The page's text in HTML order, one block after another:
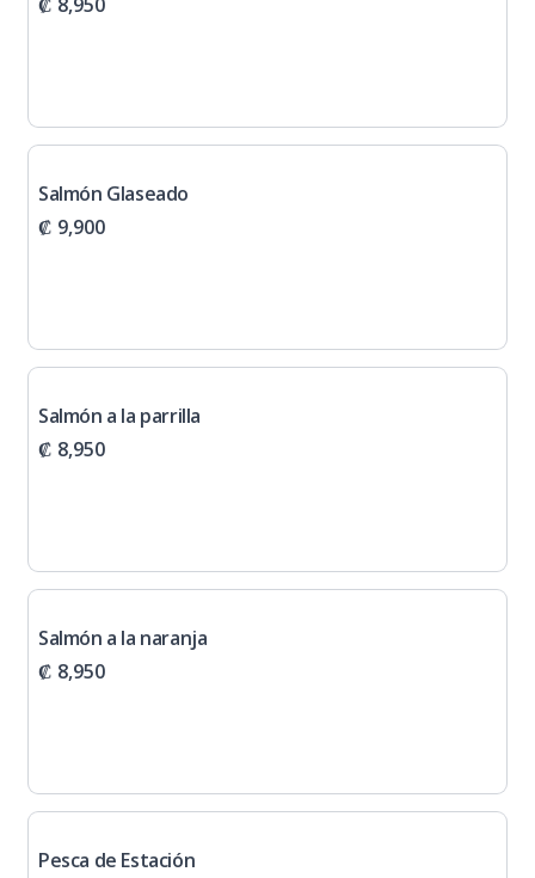
Salmón Glaseado
₡ 9,900
Salmón a la parrilla
₡ 8,950
Salmón a la naranja
₡ 8,950
Pesca de Estación